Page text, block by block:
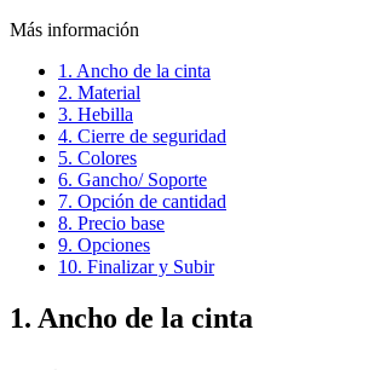
Más información
1. Ancho de la cinta
2. Material
3. Hebilla
4. Cierre de seguridad
5. Colores
6. Gancho/ Soporte
7. Opción de cantidad
8. Precio base
9. Opciones
10. Finalizar y Subir
1. Ancho de la cinta